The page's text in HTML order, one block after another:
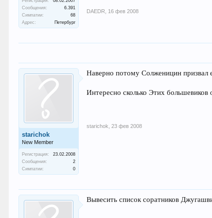
Сообщения:
6.391
Симпатии:
68
Адрес:
Петербург
DAEDR 16 фев 2008
starichok
New Member
Регистрация:
23.02.2008
Сообщения:
2
Симпатии:
0
Наверно потому Солженицин призвал
Интересно сколько Этих большевиков
starichok 23 фев 2008
Вывесить список соратников